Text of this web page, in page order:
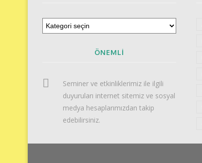
ÖNEMLI
Seminer ve etkinliklerimiz ile ilgili
duyuruları internet sitemiz ve sosyal
medya hesaplarımızdan takip
edebilirsiniz.